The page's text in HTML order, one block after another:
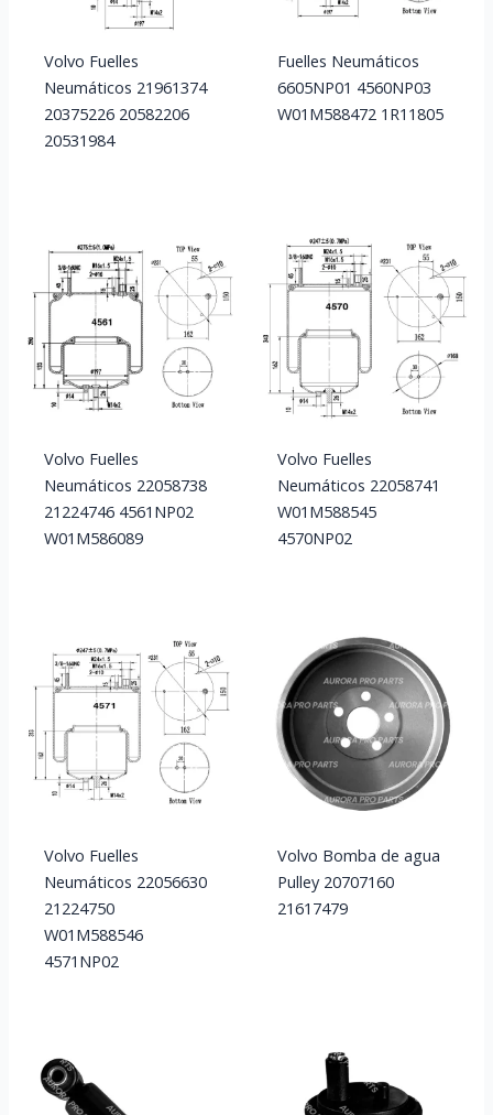
Volvo Fuelles
Neumáticos 21961374
20375226 20582206
20531984
Fuelles Neumáticos
6605NP01 4560NP03
W01M588472 1R11805
Volvo Fuelles
Neumáticos 22058738
21224746 4561NP02
W01M586089
Volvo Fuelles
Neumáticos 22058741
W01M588545
4570NP02
Volvo Fuelles
Neumáticos 22056630
21224750
W01M588546
4571NP02
Volvo Bomba de agua
Pulley 20707160
21617479